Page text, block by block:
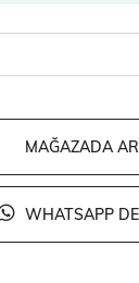
MAĞAZADA
WHATSAPP